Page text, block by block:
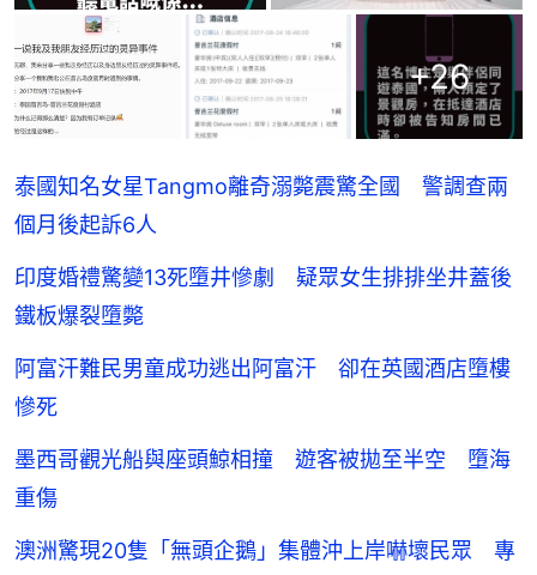
+26
泰國知名女星Tangmo離奇溺斃震驚全國 警調查兩
個月後起訴6人
印度婚禮驚變13死墮井慘劇 疑眾女生排排坐井蓋後
鐵板爆裂墮斃
阿富汗難民男童成功逃出阿富汗 卻在英國酒店墮樓
慘死
墨西哥觀光船與座頭鯨相撞 遊客被拋至半空 墮海
重傷
澳洲驚現20隻「無頭企鵝」集體沖上岸嚇壞民眾 專